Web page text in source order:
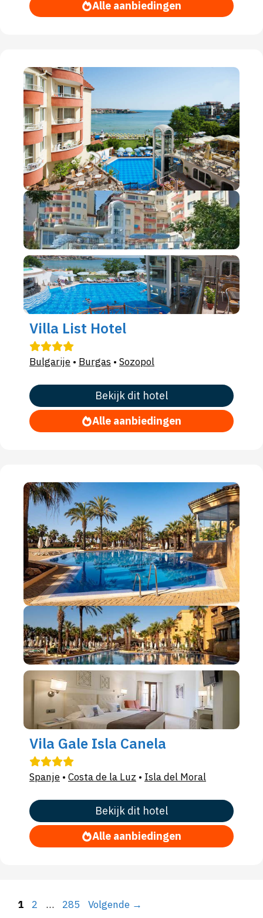
Alle aanbiedingen
Villa List Hotel
Bulgarije • Burgas • Sozopol
Bekijk dit hotel
Alle aanbiedingen
Vila Gale Isla Canela
Spanje • Costa de la Luz • Isla del Moral
Bekijk dit hotel
Alle aanbiedingen
Pagina
1 Pagina
2 … Pagina
285 Volgende →